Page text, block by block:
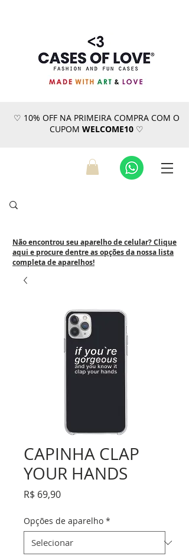
♡ 10% OFF NA PRIMEIRA COMPRA COM O
CUPOM WELCOME10♡
Não encontrou seu aparelho de celular? Clique
aqui e procure dentre as opções da nossa lista
completa de aparelhos!
CAPINHA CLAP
YOUR HANDS
R$ 69,90Preço
Opções de aparelho *